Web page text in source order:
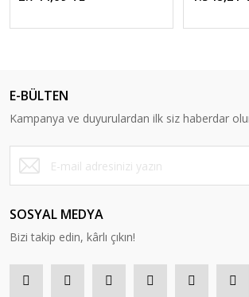
E-BÜLTEN
Kampanya ve duyurulardan ilk siz haberdar
SOSYAL MEDYA
Bizi takip edin, kârlı çıkın!